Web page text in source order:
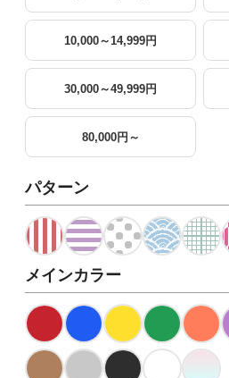
10,000～14,999円
30,000～49,999円
80,000円～
パターン
メインカラー